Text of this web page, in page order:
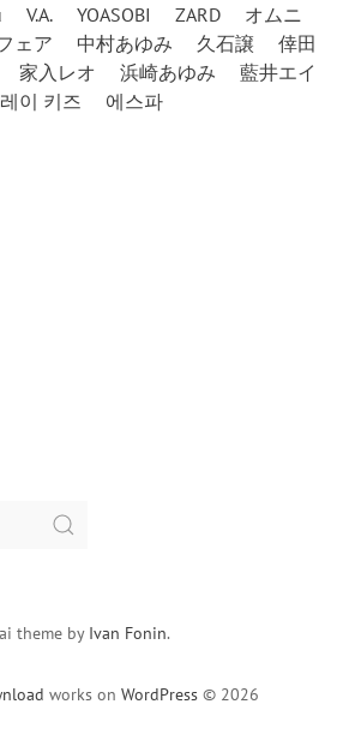
V.A. YOASOBI ZARD
オムニ
ェア 中村あゆみ 久石譲
倖田
家入レオ 浜崎あゆみ
藍井エイ
이 키즈 에스파
works on WordPress © 2026
theme by Ivan Fonin.